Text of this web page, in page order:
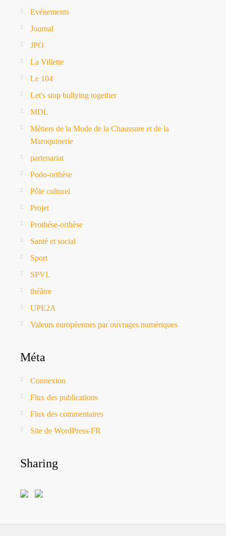
Evénements
Journal
JPO
La Villette
Le 104
Let's stop bullying together
MDL
Métiers de la Mode de la Chaussure et de la
Maroquinerie
partenariat
Podo-orthèse
Pôle culturel
Projet
Prothése-orthèse
Santé et social
Sport
SPVL
théâtre
UPE2A
Valeurs européennes par ouvrages numériques
Méta
Connexion
Flux des publications
Flux des commentaires
Site de WordPress-FR
Sharing